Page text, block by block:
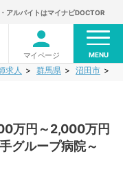
アルバイトはマイナビDOCTOR
マイページ MENU
求人 群馬県 沼田市
万円～2,000万円
グループ病院～